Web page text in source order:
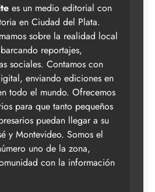
es un medio editorial con
en Ciudad del Plata.
sobre la realidad local
reportajes,
sociales. Contamos con
enviando ediciones en
todo el mundo. Ofrecemos
para que tanto pequeños
puedan llegar a su
y Montevideo. Somos el
uno de la zona,
con la información